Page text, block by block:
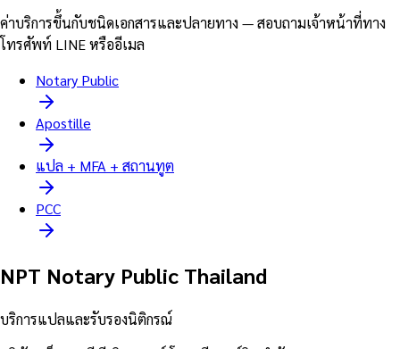
ค่าบริการขึ้นกับชนิดเอกสารและปลายทาง — สอบถามเจ้าหน้าที่ทาง
โทรศัพท์ LINE หรืออีเมล
Notary Public
Apostille
แปล + MFA + สถานทูต
PCC
NPT Notary Public Thailand
บริการแปลและรับรองนิติกรณ์